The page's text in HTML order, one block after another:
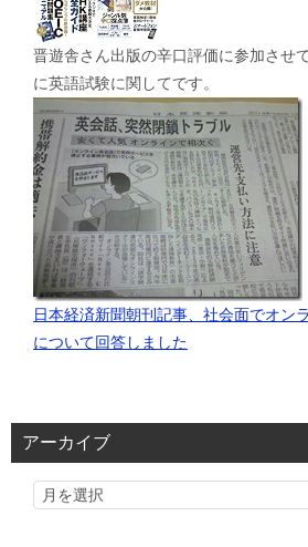
晋遊舎さん出版の辛口評価に参加させ
に英語試験に関してです。
日本経済新聞朝刊記事、社会面でオン
について回答しました
アーカイブ